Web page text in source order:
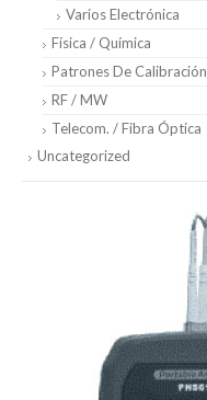
Varios Electrónica
Física / Química
Patrones De Calibración
RF / MW
Telecom. / Fibra Óptica
Uncategorized